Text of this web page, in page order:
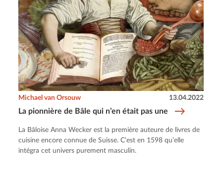
La pionnière de Bâle qui n’en était pas une
Michael van Orsouw 13.04.2022
La Bâloise Anna Wecker est la première auteure de livres de
cuisine encore connue de Suisse. C’est en 1598 qu’elle
intégra cet univers purement masculin.